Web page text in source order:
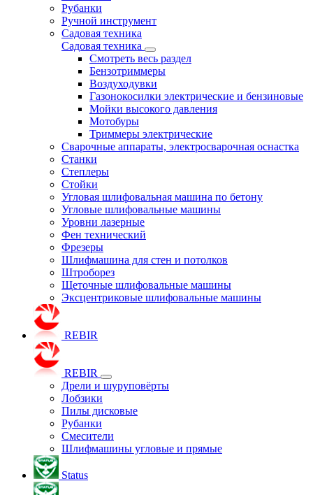
Рубанки
Ручной инструмент
Садовая техника
Садовая техника
Смотреть весь раздел
Бензотриммеры
Воздуходувки
Газонокосилки электрические и бензиновые
Мойки высокого давления
Мотобуры
Триммеры электрические
Сварочные аппараты, электросварочная оснастка
Станки
Степлеры
Стойки
Угловая шлифовальная машина по бетону
Угловые шлифовальные машины
Уровни лазерные
Фен технический
Фрезеры
Шлифмашина для стен и потолков
Штроборез
Щеточные шлифовальные машины
Эксцентриковые шлифовальные машины
REBIR
REBIR
Дрели и шуруповёрты
Лобзики
Пилы дисковые
Рубанки
Смесители
Шлифмашины угловые и прямые
Status